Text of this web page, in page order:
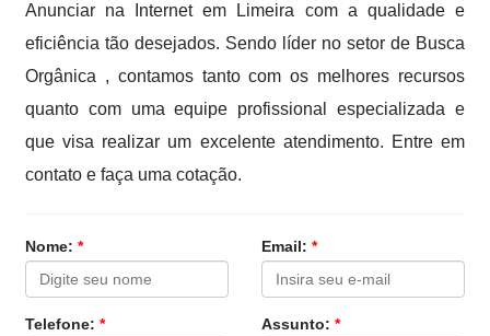
Anunciar na Internet em Limeira com a qualidade e
eficiência tão desejados. Sendo líder no setor de Busca
Orgânica , contamos tanto com os melhores recursos
quanto com uma equipe profissional especializada e
que visa realizar um excelente atendimento. Entre em
contato e faça uma cotação.
Nome:* Email: *
Telefone:* Assunto: *